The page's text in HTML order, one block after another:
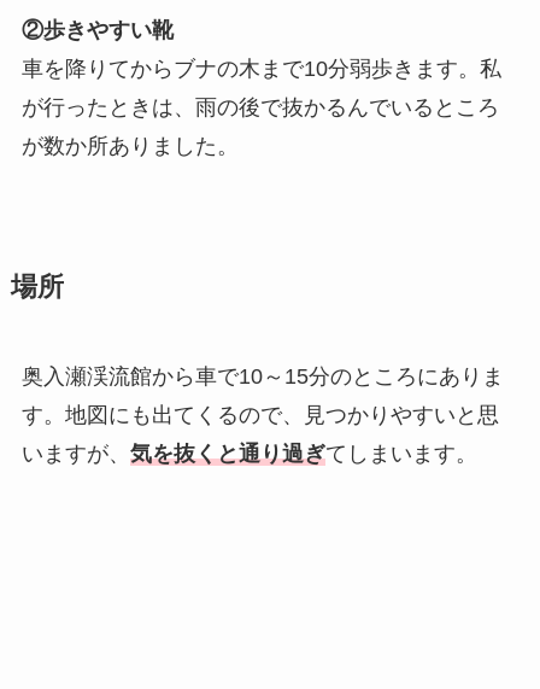
②歩きやすい靴
車を降りてからブナの木まで10分弱歩きます。私
が行ったときは、雨の後で抜かるんでいるところ
が数か所ありました。
場所
奥入瀬渓流館から車で10～15分のところにありま
す。地図にも出てくるので、見つかりやすいと思
いますが、 気を抜くと通り過ぎてしまいます。